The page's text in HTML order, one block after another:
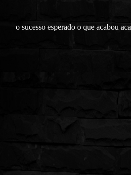
o sucesso esperado o que acabou